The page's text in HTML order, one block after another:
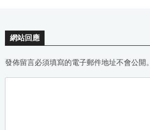
網站回應
發佈留言必須填寫的電子郵件地址不會公開。